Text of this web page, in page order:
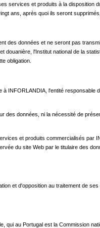
et produits à la disposition
ans, après quoi ils seront
des données et ne seront pas
l'Institut national de la
obligation.
INFORLANDIA, l'entité
données, ni la nécessité de
et produits commercialisés par
du site Web par le titulaire des
et d'opposition au traitement de
au Portugal est la Commission